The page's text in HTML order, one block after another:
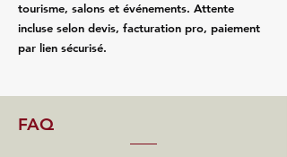
tourisme, salons et événements. Attente
incluse selon devis, facturation pro, paiement
par lien sécurisé.
FAQ